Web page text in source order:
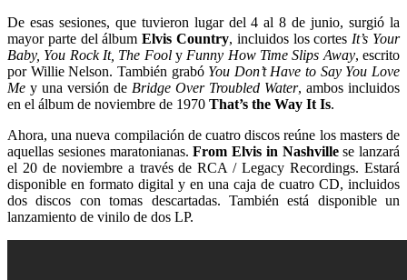
De esas sesiones, que tuvieron lugar del 4 al 8 de junio, surgió la
mayor parte del álbumElvis Country, incluidos los cortes It’s Your
Baby, You Rock It, The Fooly Funny How Time Slips Away, escrito
por Willie Nelson. También grabó You Don’t Have to Say You Love
Me y una versión de Bridge Over Troubled Water, ambos incluidos
en el álbum de noviembre de 1970 That’s the Way It Is.
Ahora, una nueva compilación de cuatro discos reúne los masters de
aquellas sesiones maratonianas.From Elvis in Nashvillese lanzará
el 20 de noviembre a través de RCA / Legacy Recordings. Estará
disponible en formato digital y en una caja de cuatro CD, incluidos
dos discos con tomas descartadas. También está disponible un
lanzamiento de vinilo de dos LP.